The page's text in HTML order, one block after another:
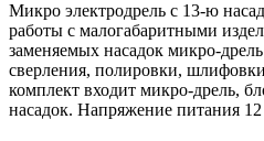
Микро электродрель с 13-ю
работы с малогабаритными
заменяемых насадок микро-
сверления, полировки,
комплект входит микро-дрель,
насадок. Напряжение питания